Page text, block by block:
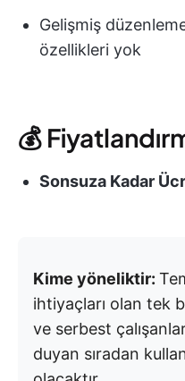
Gelişmiş
özellikleri yok
💰
Sonsuza Kadar
Kime yöneliktir:
ihtiyaçları olan tek
ve serbest
duyan sıradan